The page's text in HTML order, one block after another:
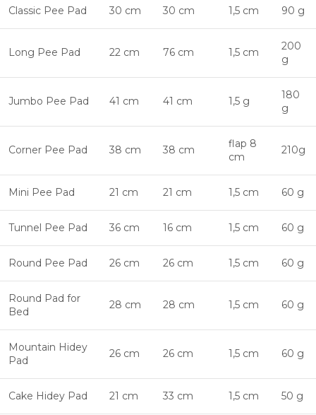
Classic Pee Pad 30 cm 30 cm 1,5 cm 90 g
Long Pee Pad 22 cm 76 cm 1,5 cm
200
g
Jumbo Pee Pad 41 cm 41 cm 1,5 g
180
g
Corner Pee Pad 38 cm 38 cm
flap 8
cm
210g
Mini Pee Pad 21 cm 21 cm 1,5 cm 60 g
Tunnel Pee Pad 36 cm 16 cm 1,5 cm 60 g
Round Pee Pad 26 cm 26 cm 1,5 cm 60 g
Round Pad for
Bed
28 cm 28 cm 1,5 cm 60 g
Mountain Hidey
Pad
26 cm 26 cm 1,5 cm 60 g
Cake Hidey Pad 21 cm 33 cm 1,5 cm 50 g